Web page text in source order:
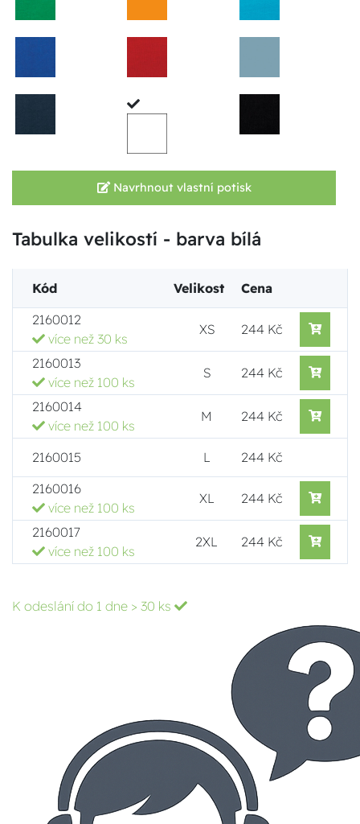
Navrhnout vlastní potisk
Tabulka velikostí - barva bílá
Kód Velikost
Cena
2160012
více než 30 ks
XS 244 Kč
2160013
více než 100 ks
S 244 Kč
2160014
více než 100 ks
M 244 Kč
2160015 L
244 Kč
2160016
více než 100 ks
XL 244 Kč
2160017
více než 100 ks
2XL 244 Kč
K odeslání do 1 dne > 30 ks